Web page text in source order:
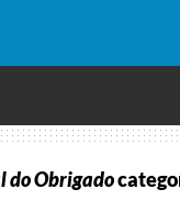
do Obrigado